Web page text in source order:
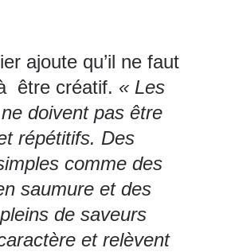
ajoute qu’il ne faut
être créatif. « Les
doivent pas être
répétitifs. Des
comme des
saumure et des
de saveurs
et relèvent